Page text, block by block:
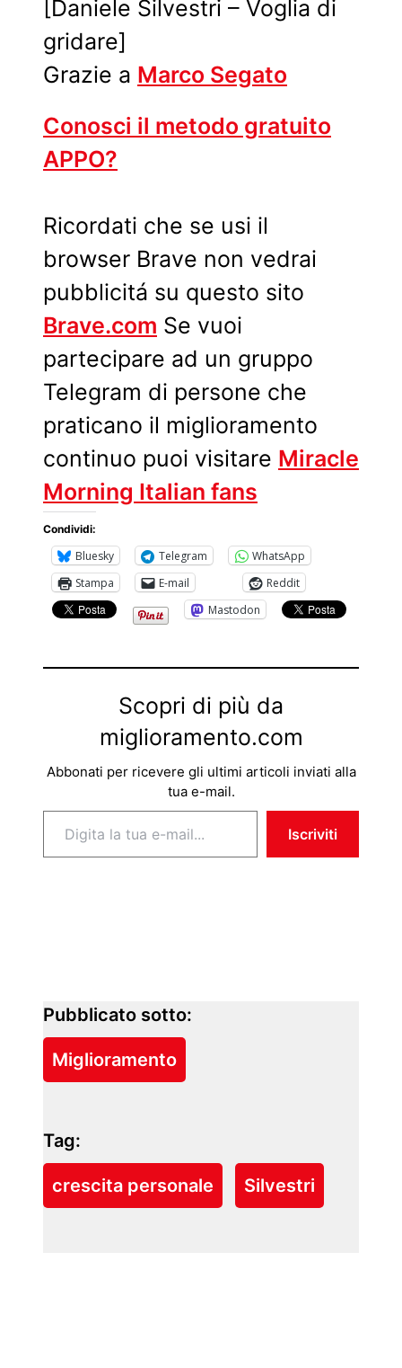
[Daniele Silvestri – Voglia di
gridare]
Grazie a Marco Segato
Conosci il metodo gratuito
APPO?
Ricordati che se usi il
browser Brave non vedrai
pubblicitá su questo sito
Brave.com Se vuoi
partecipare ad un gruppo
Telegram di persone che
praticano il miglioramento
continuo puoi visitare Miracle
Morning Italian fans
Condividi:
Bluesky Telegram
WhatsApp
Stampa
E-mail
Reddit
Mastodon
Scopri di più da
miglioramento.com
Abbonati per ricevere gli ultimi articoli inviati alla
tua e-mail.
Digita la tua e-mail...
Iscriviti
Pubblicato sotto:
Miglioramento
Tag:
crescita personale Silvestri